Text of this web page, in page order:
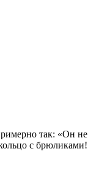
так: «Он не
с брюликами!